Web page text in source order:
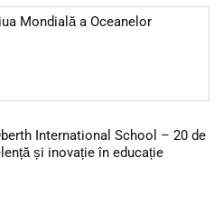
Mondială a OceanelorArticol: 8
International School – 20 de
și inovație în educațieArticol: